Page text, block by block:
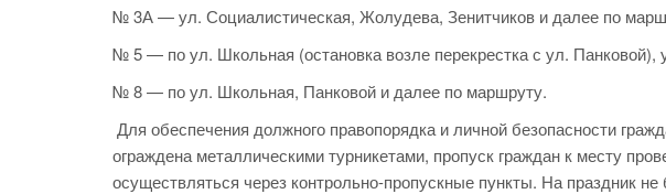
№ 3А — ул. Социалистическая, Жолудева, Зенитчиков и далее по
№ 5 — по ул. Школьная (остановка возле перекрестка с ул. Панковой),
№ 8 — по ул. Школьная, Панковой и далее по маршруту.
Для обеспечения должного правопорядка и личной безопасности
ограждена металлическими турникетами, пропуск граждан к месту
осуществляться через контрольно-пропускные пункты. На праздник